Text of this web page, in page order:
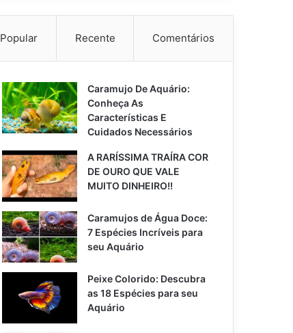
Popular Recente Comentários
Caramujo De Aquário:
Conheça As
Características E
Cuidados Necessários
A RARÍSSIMA TRAÍRA COR
DE OURO QUE VALE
MUITO DINHEIRO!!
Caramujos de Água Doce:
7 Espécies Incríveis para
seu Aquário
Peixe Colorido: Descubra
as 18 Espécies para seu
Aquário